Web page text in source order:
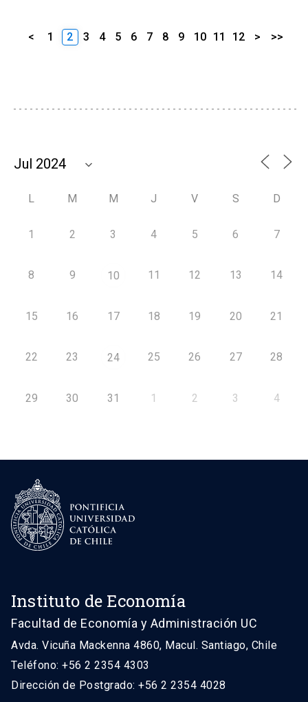
< 1 2 3 4 5 6 7 8 9 10 11 12 > >>
L M M J V S D
1 2 3 4 5 6 7
8 9 10 11 12 13 14
15 16 17 18 19 20 21
22 23 24 25 26 27 28
29 30 31 1 2 3 4
Instituto de Economía
Facultad de Economía y Administración UC
Avda. Vicuña Mackenna 4860, Macul. Santiago, Chile
Teléfono: +56 2 2354 4303
Dirección de Postgrado: +56 2 2354 4028